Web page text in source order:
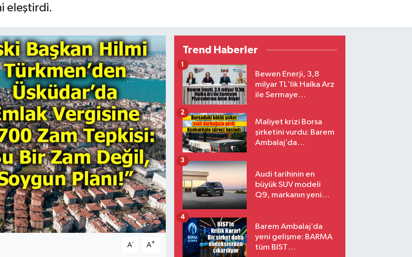
eleştirdi.
A- A+
Trend Haberler
Bewen Enerji, 3,8
milyar TL'lik Halka Arz
ile Sermaye
1
Maliyet krizi Borsa
şirketini vurdu: Barem
Ambalaj’da
2
Audi tarihinin en
büyük SUV modeli
Q9, markanın yeni
3
Barem Ambalaj’da
yeni gelişme: BARMA
tüm BIST
4